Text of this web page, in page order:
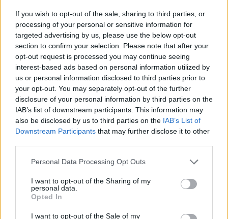
If you wish to opt-out of the sale, sharing to third parties, or
processing of your personal or sensitive information for
targeted advertising by us, please use the below opt-out
section to confirm your selection. Please note that after your
opt-out request is processed you may continue seeing
interest-based ads based on personal information utilized by
us or personal information disclosed to third parties prior to
your opt-out. You may separately opt-out of the further
disclosure of your personal information by third parties on the
IAB’s list of downstream participants. This information may
also be disclosed by us to third parties on the IAB’s List of
Downstream Participants that may further disclose it to other
Please note that this website/app uses one or more Google
not limited to your visit or usage behaviour. You may click to
grant or deny consent to Google and its third-party tags to
use your data for below specified purposes in below Google
consent section.
Personal Data Processing Opt Outs
I want to opt-out of the Sharing of my
personal data.
Opted In
I want to opt-out of the Sale of my
Fotó: Dave Kotinsky / Europress / Getty